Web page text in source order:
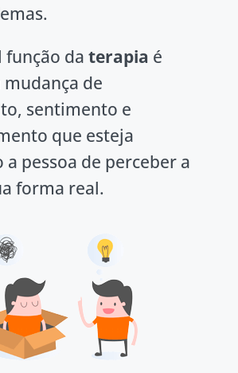
da terapia é
de
sentimento e
que esteja
pessoa de perceber a
forma real.